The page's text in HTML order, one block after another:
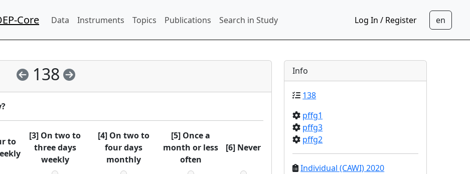
Core Data Instruments Topics Publications Search in Study Log In / Register
138
to
[3] On two to
three days
weekly
[4] On two to
four days
monthly
[5] Once a
month or less
often
[6] Never
Info
138
pffg1
pffg3
pffg2
Individual (CAWI) 2020